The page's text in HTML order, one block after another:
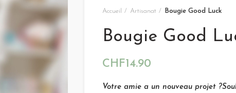
Accueil Artisanat Bougie Good Luck
Bougie Good
CHF14.90
Votre amie a un nouveau projet